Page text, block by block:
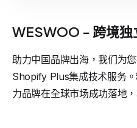
WESWOO - 跨境独
助力中国品牌出海，我们为
Shopify Plus集成技术服务
力品牌在全球市场成功落地